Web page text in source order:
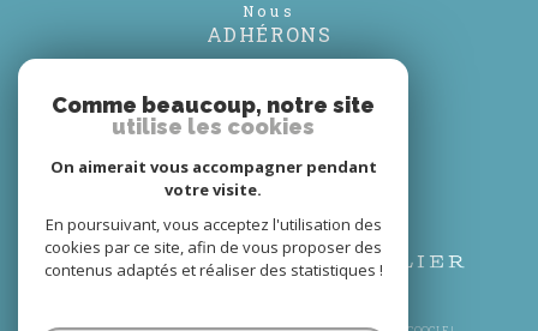
Nous
ADHÉRONS
Comme beaucoup, notre site
utilise les cookies
On aimerait vous accompagner pendant
votre visite.
En poursuivant, vous acceptez l'utilisation des
cookies par ce site, afin de vous proposer des
contenus adaptés et réaliser des statistiques !